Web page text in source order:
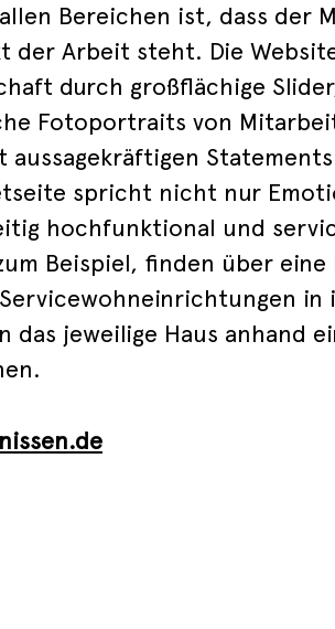
Bereichen ist, dass der
der Arbeit steht. Die
durch großflächige
Fotoportraits von
aussagekräftigen
spricht nicht nur
hochfunktional und
Beispiel, finden über
in
das jeweilige Haus anhand